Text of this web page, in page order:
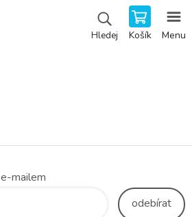
Hledej Košík Menu
mailem
odebírat